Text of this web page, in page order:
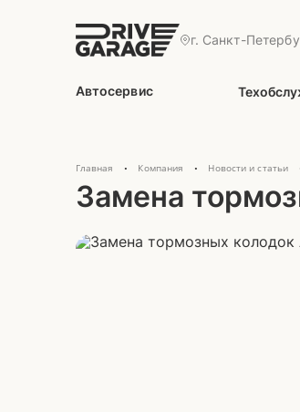
г. Санкт-
Автосервис
Главная • Компания • Новости и статьи
Замена